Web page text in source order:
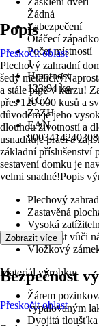
Žádná
Zabezpečení
Otáčecí
Počet místností
1
Hmotnost
123,94 kg
KČZ
Z2ZH
EAN
9003414240308
Popis
Přeskočit oblast
Plechový zahradní
šedý
a stále plně v kurzu!
přes 120 000 kusů a
důvodem je jeho
dlouhou životností a
usnadňuje práci a
základní příslušenství
sestavení domku je
velmi snadné!Popis
Plechový
Zastavěná
Vysoká
Odolnost vůči
Vložkový
Materiál výrobku:
Žárem
vypalovaným
Dvojitá tloušťka
Zobrazit více
Bezpečnost
Přeskočit oblast